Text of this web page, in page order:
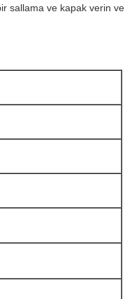
sallama ve kapak verin ve